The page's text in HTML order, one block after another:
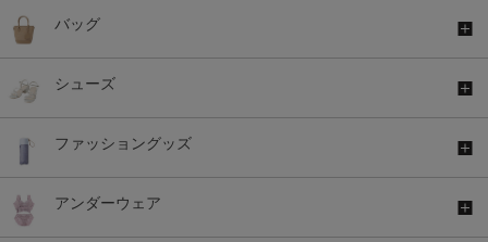
バッグ
シューズ
ファッショングッズ
アンダーウェア